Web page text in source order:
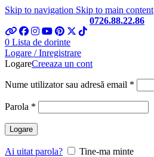
Skip to navigation Skip to main content
0726.88.22.86
0 Lista de dorinte
Logare / Inregistrare
LogareCreeaza un cont
Nume utilizator sau adresă email *
Parola *
Logare
Ai uitat parola? Tine-ma minte